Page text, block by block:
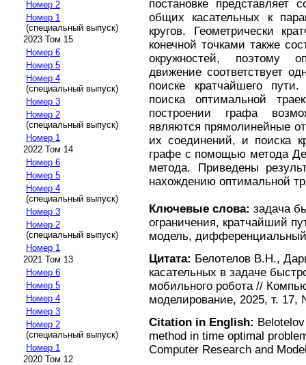
Номер 2
Номер 1
(специальный выпуск)
2023 Том 15
Номер 6
Номер 5
Номер 4
(специальный выпуск)
Номер 3
Номер 2
(специальный выпуск)
Номер 1
2022 Том 14
Номер 6
Номер 5
Номер 4
(специальный выпуск)
Номер 3
Номер 2
(специальный выпуск)
Номер 1
2021 Том 13
Номер 6
Номер 5
Номер 4
Номер 3
Номер 2
(специальный выпуск)
Номер 1
2020 Том 12
постановке представляет
общих касательных к
кругов. Геометрически
конечной точками также
окружностей, поэтому
движение соответствует
поиске кратчайшего
поиска оптимальной
построении графа
являются прямолинейные
их соединений, и поиска
графе с помощью метода
метода. Приведены
нахождению оптимальной
Ключевые слова: задача
ограничения, кратчайший
модель,
Цитата: Белотелов В.Н.,
касательных в задаче
мобильного робота //
моделирование, 2025, т.
Citation in English:
method in time optimal
Computer Research and